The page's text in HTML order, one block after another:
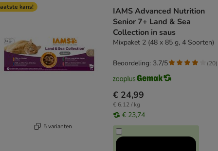
kans!
5 varianten
IAMS Advanced Nutrition
Senior 7+ Land & Sea
Collection in saus
Mixpaket 2 (48 x 85 g, 4 Soorten)
€ 24,99
€ 6,12 / kg
€ 23,74
Beoordeling: 3.7/5 (20)